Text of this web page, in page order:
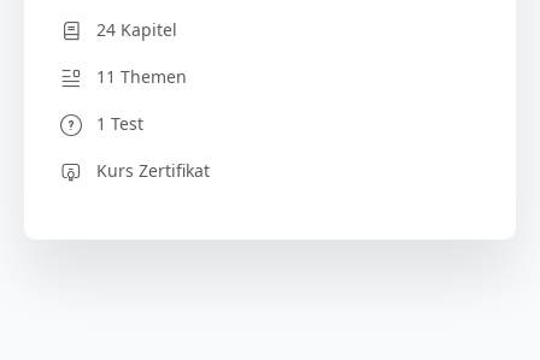
24 Kapitel
11 Themen
1 Test
Kurs Zertifikat